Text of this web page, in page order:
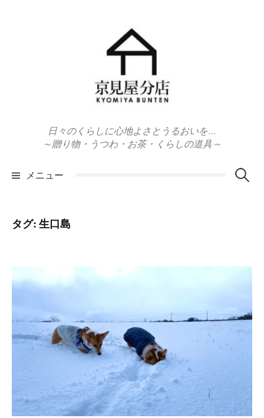
日々のくらしに心地よさとうるおいを…
～贈り物・うつわ・お茶・くらしの道具～
メニュー 検
タグ:生口島